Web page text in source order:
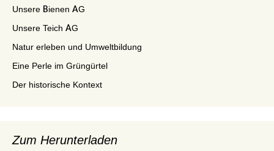
Unsere Bienen AG
Unsere Teich AG
Natur erleben und Umweltbildung
Eine Perle im Grüngürtel
Der historische Kontext
Zum Herunterladen